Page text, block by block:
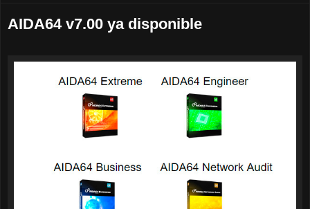
AIDA64 v7.00 ya disponible